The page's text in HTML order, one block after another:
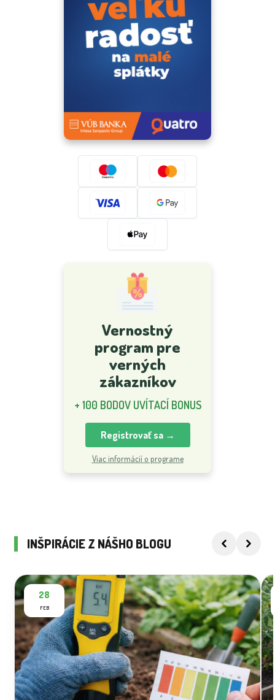
Vernostný
program pre
verných
zákazníkov
+ 100 BODOV UVÍTACÍ BONUS
Registrovať sa →
Viac informácií o programe
INŠPIRÁCIE Z NÁŠHO BLOGU
28
FEB